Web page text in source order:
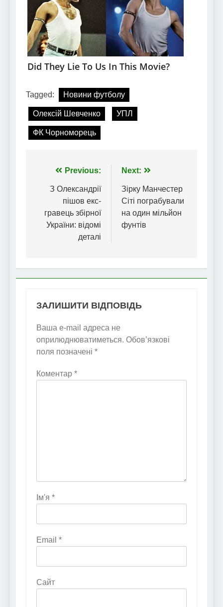
Tagged: Новини футболу
Олексій Шевченко УПЛ
ФК Чорноморець
Навігація
записів
Previous:
З Олександрії
пішов екс-
гравець збірної
України: відомі
деталі
Next:
Зірку Манчестер
Сіті пограбували
на один мільйон
фунтів
ЗАЛИШИТИ ВІДПОВІДЬ
Ваша e-mail адреса не
оприлюднюватиметься. Обов’язкові
поля позначені *
Коментар *
Ім'я *
Email *
Сайт